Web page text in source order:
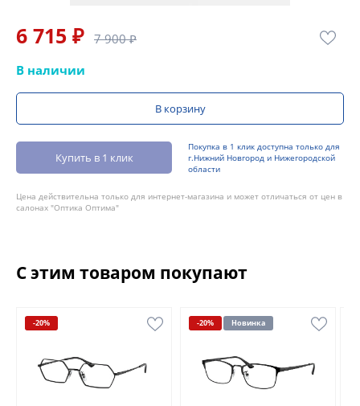
6 715 ₽ 7 900 ₽
В наличии
В корзину
Купить в 1 клик
Покупка в 1 клик доступна только для
г.Нижний Новгород и Нижегородской
области
Цена действительна только для интернет-магазина и может отличаться от цен в
салонах "Оптика Оптима"
С этим товаром покупают
-20% -20% Новинка